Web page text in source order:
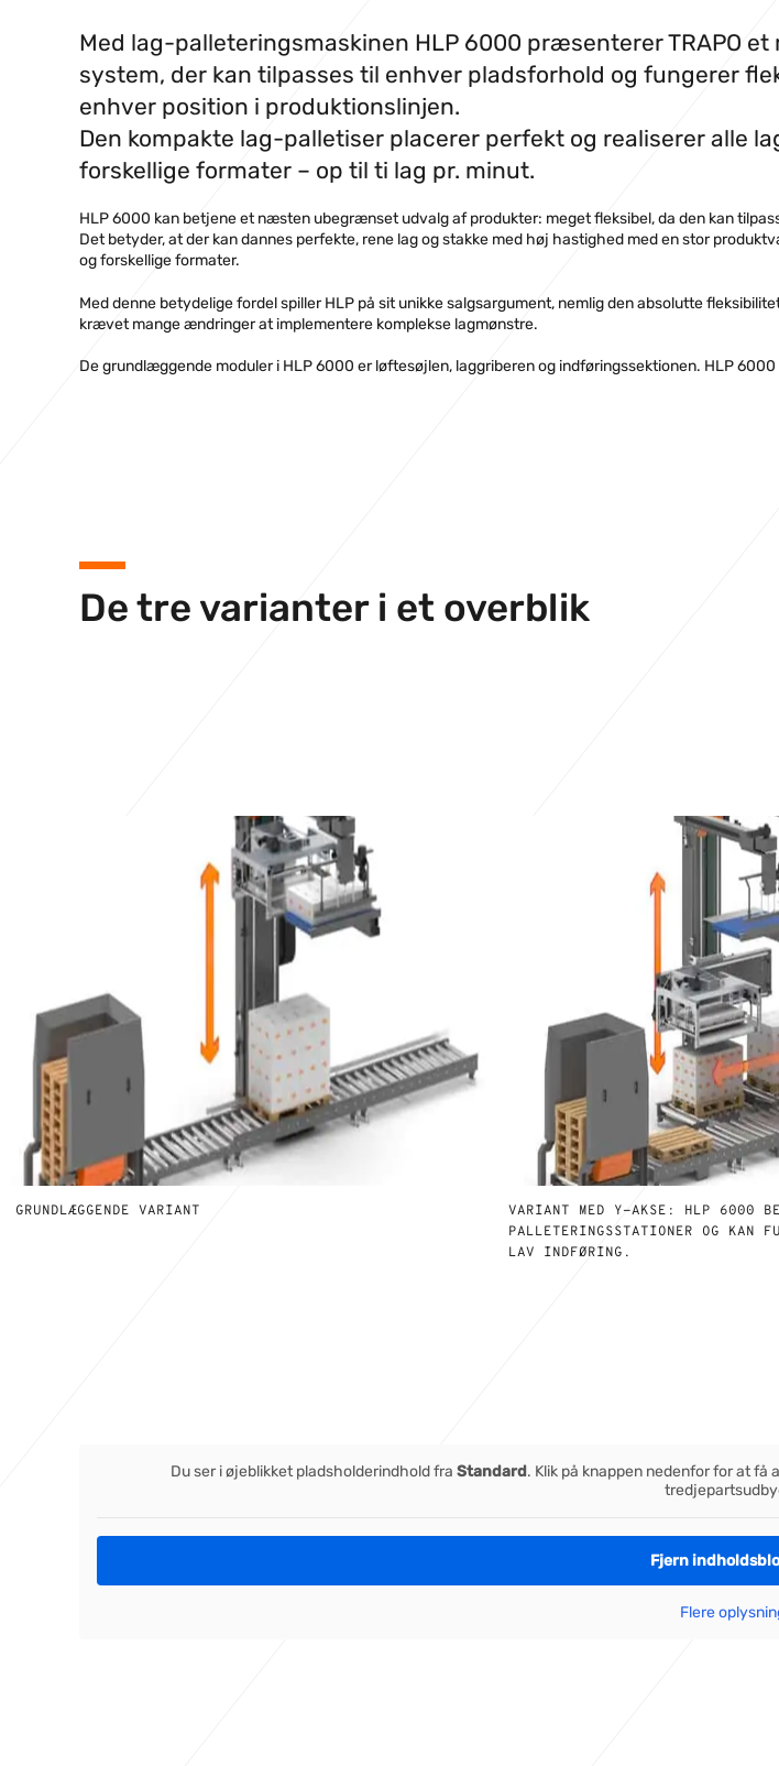
Med lag-palleteringsmaskinen HLP 6000 præsenterer TRAPO
system, der kan tilpasses til enhver pladsforhold og fungerer
enhver position i produktionslinjen.
Den kompakte lag-palletiser placerer perfekt og realiserer alle
forskellige formater – op til ti lag pr. minut.
HLP 6000 kan betjene et næsten ubegrænset udvalg af produkter: meget fleksibel, da den kan
Det betyder, at der kan dannes perfekte, rene lag og stakke med høj hastighed med en stor
og forskellige formater.
Med denne betydelige fordel spiller HLP på sit unikke salgsargument, nemlig den absolutte
krævet mange ændringer at implementere komplekse lagmønstre.
De grundlæggende moduler i HLP 6000 er løftesøjlen, laggriberen og indføringssektionen. HLP
De tre varianter i et overblik
GRUNDLÆGGENDE VARIANT
VARIANT MED Y-AKSE: HLP 6000
PALLETERINGSSTATIONER OG KAN
LAV INDFØRING.
Du ser i øjeblikket pladsholderindhold fra Standard. Klik på knappen nedenfor for at
Fjern
Flere